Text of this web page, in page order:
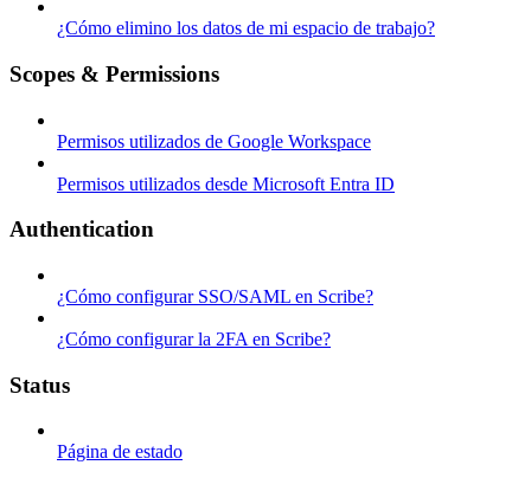
¿Cómo elimino los datos de mi espacio de trabajo?
Scopes & Permissions
Permisos utilizados de Google Workspace
Permisos utilizados desde Microsoft Entra ID
Authentication
¿Cómo configurar SSO/SAML en Scribe?
¿Cómo configurar la 2FA en Scribe?
Status
Página de estado